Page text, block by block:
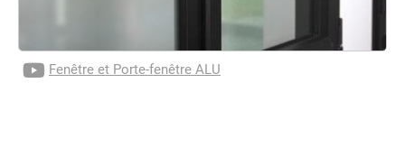
Fenêtre et Porte-fenêtre ALU